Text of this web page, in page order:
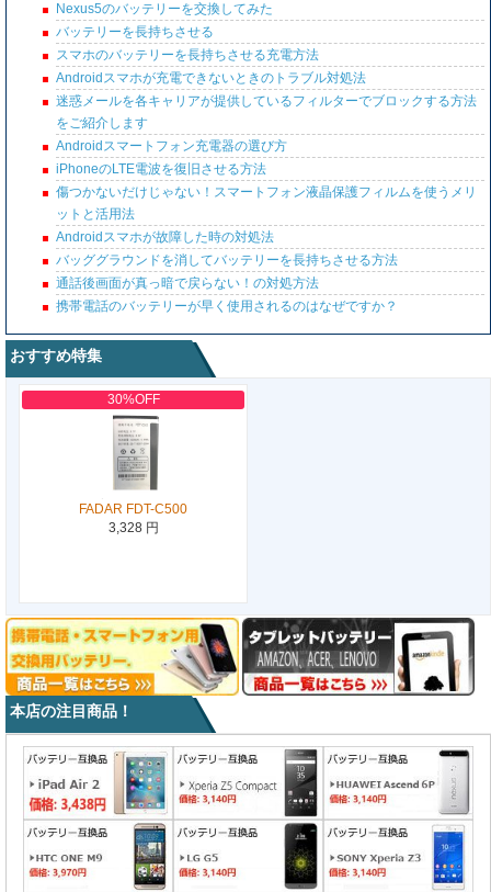
Nexus5のバッテリーを交換してみた
バッテリーを長持ちさせる
スマホのバッテリーを長持ちさせる充電方法
Androidスマホが充電できないときのトラブル対処法
迷惑メールを各キャリアが提供しているフィルターでブロックする方法
をご紹介します
Androidスマートフォン充電器の選び方
iPhoneのLTE電波を復旧させる方法
傷つかないだけじゃない！スマートフォン液晶保護フィルムを使うメリ
ットと活用法
Androidスマホが故障した時の対処法
バッググラウンドを消してバッテリーを長持ちさせる方法
通話後画面が真っ暗で戻らない！の対処方法
携帯電話のバッテリーが早く使用されるのはなぜですか？
おすすめ特集
30%OFF
FADAR FDT-C500
3,328 円
本店の注目商品！